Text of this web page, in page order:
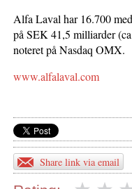
Alfa Laval har 16.700
på SEK 41,5 milliarder
noteret på Nasdaq OMX.
www.alfalaval.com
Share link via email